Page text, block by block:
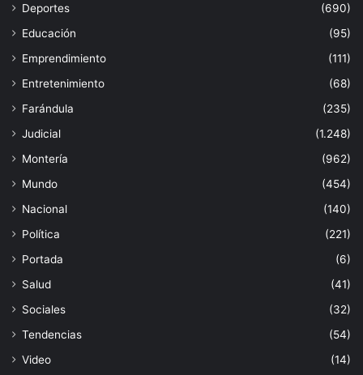
Deportes
(690)
Educación
(95)
Emprendimiento
(111)
Entretenimiento
(68)
Farándula
(235)
Judicial
(1.248)
Montería
(962)
Mundo
(454)
Nacional
(140)
Política
(221)
Portada
(6)
Salud
(41)
Sociales
(32)
Tendencias
(54)
Video
(14)